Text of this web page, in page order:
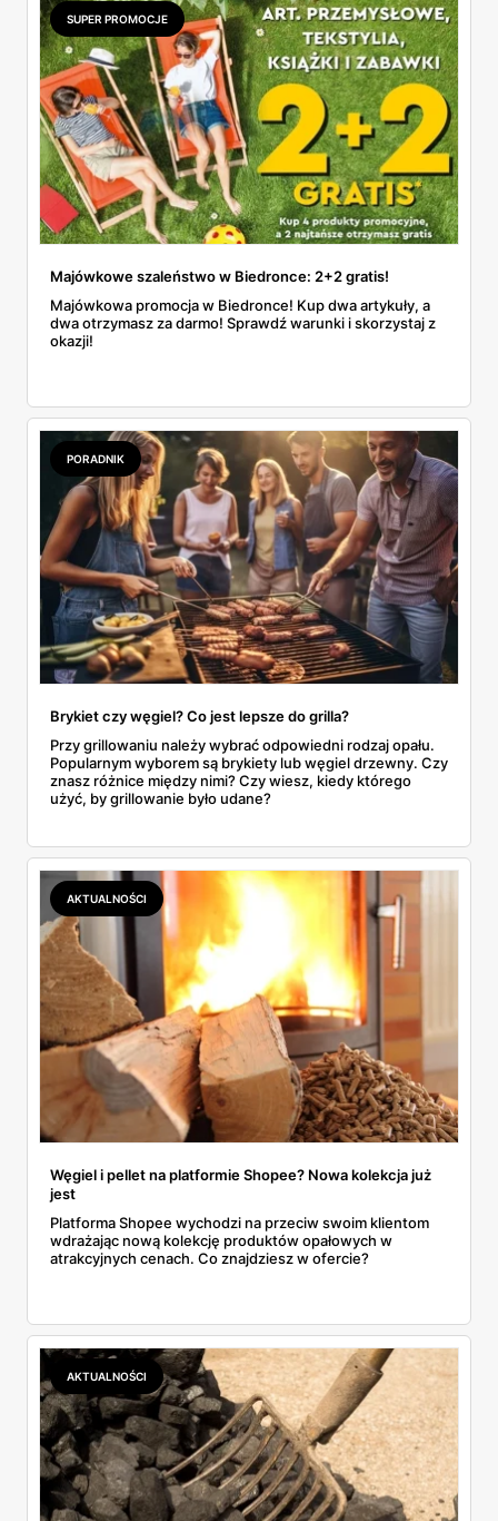
SUPER PROMOCJE
Majówkowe szaleństwo w Biedronce: 2+2 gratis!
Majówkowa promocja w Biedronce! Kup dwa artykuły, a
dwa otrzymasz za darmo! Sprawdź warunki i skorzystaj z
okazji!
PORADNIK
Brykiet czy węgiel? Co jest lepsze do grilla?
Przy grillowaniu należy wybrać odpowiedni rodzaj opału.
Popularnym wyborem są brykiety lub węgiel drzewny. Czy
znasz różnice między nimi? Czy wiesz, kiedy którego
użyć, by grillowanie było udane?
AKTUALNOŚCI
Węgiel i pellet na platformie Shopee? Nowa kolekcja już
jest
Platforma Shopee wychodzi na przeciw swoim klientom
wdrażając nową kolekcję produktów opałowych w
atrakcyjnych cenach. Co znajdziesz w ofercie?
AKTUALNOŚCI